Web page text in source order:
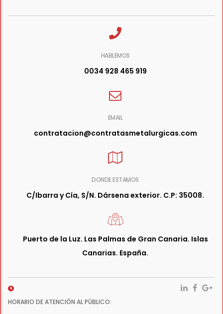
HABLEMOS
0034 928 465 919
EMAIL
contratacion@contratasmetalurgicas.com
DONDE ESTAMOS
C/Ibarra y Cía, S/N. Dársena exterior. C.P: 35008.
Puerto de la Luz. Las Palmas de Gran Canaria. Islas
Canarias. España.
HORARIO DE ATENCIÓN AL PÚBLICO: